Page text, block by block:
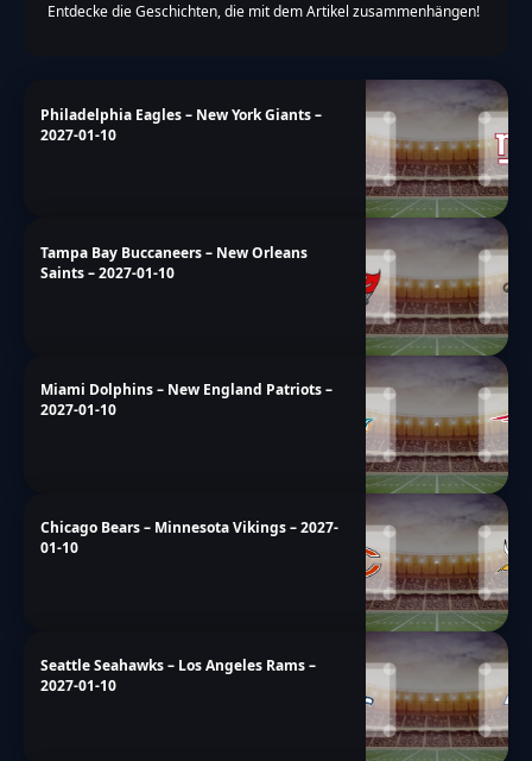
Entdecke die Geschichten, die mit dem Artikel zusammenhängen!
Philadelphia Eagles – New York Giants –
2027-01-10
Tampa Bay Buccaneers – New Orleans
Saints – 2027-01-10
Miami Dolphins – New England Patriots –
2027-01-10
Chicago Bears – Minnesota Vikings – 2027-
01-10
Seattle Seahawks – Los Angeles Rams –
2027-01-10